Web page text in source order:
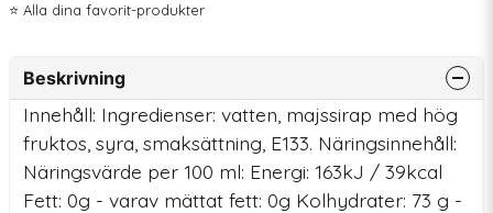
⭐️ Alla dina favorit-produkter
Beskrivning
Innehåll: Ingredienser: vatten, majssirap med hög
fruktos, syra, smaksättning, E133. Näringsinnehåll:
Näringsvärde per 100 ml: Energi: 163kJ / 39kcal
Fett: 0g - varav mättat fett: 0g Kolhydrater: 73 g -